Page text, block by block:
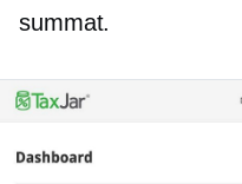
summat.